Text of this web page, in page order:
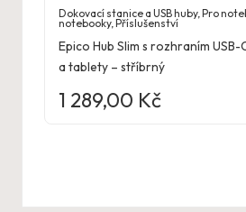
Dokovací stanice a USB huby,Pro
notebooky,Příslušenství
Epico Hub Slim s rozhraním
a tablety – stříbrný
1 289,00 Kč